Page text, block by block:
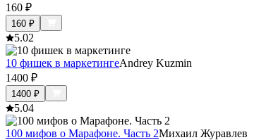
160 ₽
160 ₽
5.02
10 фишек в маркетингеAndrey Kuzmin
1400 ₽
1400 ₽
5.04
100 мифов о Марафоне. Часть 2Михаил Журавлев